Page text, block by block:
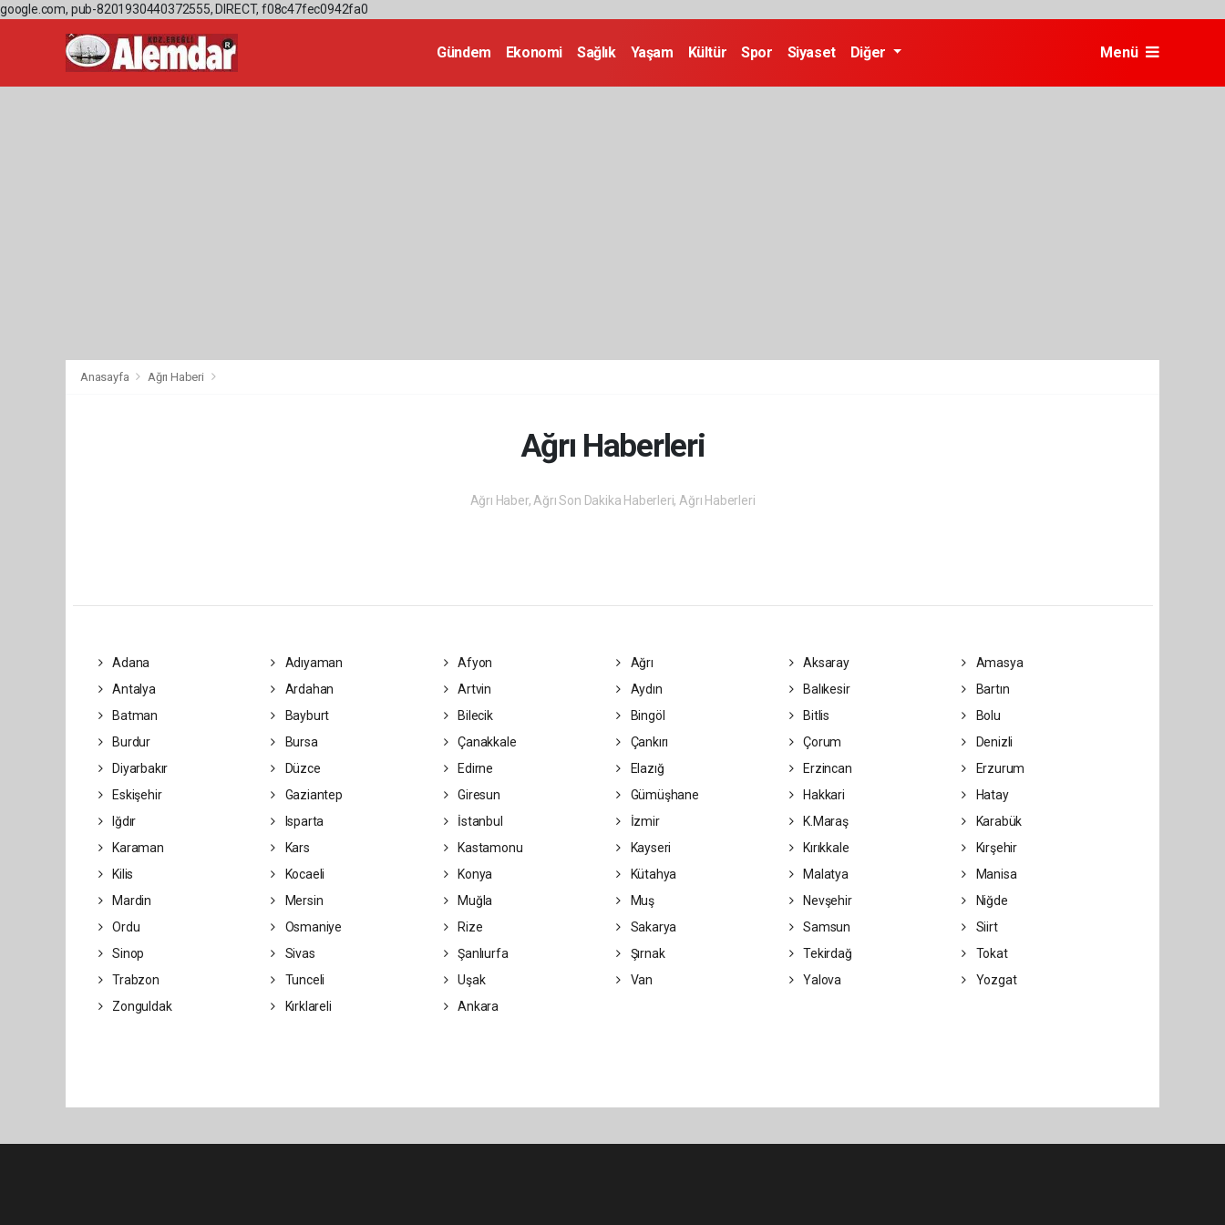
google.com, pub-8201930440372555, DIRECT, f08c47fec0942fa0
Gündem Ekonomi Sağlık Yaşam Kültür Spor Siyaset Diğer Menü
Anasayfa Ağrı Haberi
Ağrı Haberleri
Ağrı Haber, Ağrı Son Dakika Haberleri, Ağrı Haberleri
Adana Adıyaman Afyon Ağrı Aksaray
Amasya
Antalya
Ardahan Artvin Aydın Balıkesir
Bartın
Batman
Bayburt Bilecik Bingöl Bitlis
Bolu
Burdur
Bursa Çanakkale Çankırı Çorum
Denizli
Diyarbakır
Düzce Edirne Elazığ Erzincan
Erzurum
Eskişehir
Gaziantep Giresun Gümüşhane Hakkari
Hatay
Iğdır
Isparta İstanbul İzmir K.Maraş
Karabük
Karaman
Kars Kastamonu Kayseri Kırıkkale
Kırşehir
Kilis
Kocaeli Konya Kütahya Malatya
Manisa
Mardin
Mersin Muğla Muş Nevşehir
Niğde
Ordu
Osmaniye Rize Sakarya Samsun
Siirt
Sinop
Sivas Şanlıurfa Şırnak Tekirdağ
Tokat
Trabzon
Tunceli Uşak Van Yalova
Yozgat
Zonguldak
Kırklareli Ankara